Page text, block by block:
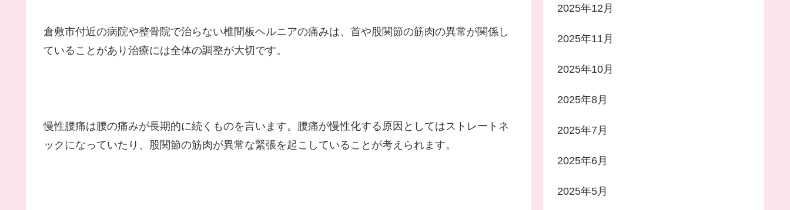
倉敷市付近の病院や整骨院で治らない椎間板ヘルニアの痛みは、首や股関節の筋肉の異常が関係し
ていることがあり治療には全体の調整が大切です。
慢性腰痛は腰の痛みが長期的に続くものを言います。腰痛が慢性化する原因としてはストレートネ
ックになっていたり、股関節の筋肉が異常な緊張を起こしていることが考えられます。
2025年12月
2025年11月
2025年10月
2025年8月
2025年7月
2025年6月
2025年5月